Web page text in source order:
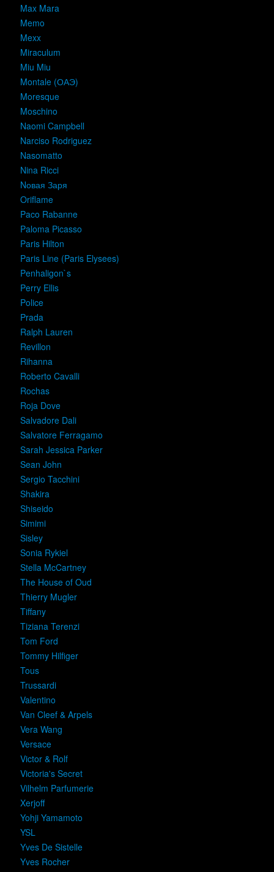
Max Mara
Memo
Mexx
Miraculum
Miu Miu
Montale (ОАЭ)
Moresque
Moschino
Naomi Campbell
Narciso Rodriguez
Nasomatto
Nina Ricci
Nовая Заря
Oriflame
Paco Rabanne
Paloma Picasso
Paris Hilton
Paris Line (Paris Elysees)
Penhaligon`s
Perry Ellis
Police
Prada
Ralph Lauren
Revillon
Rihanna
Roberto Cavalli
Rochas
Roja Dove
Salvadore Dali
Salvatore Ferragamo
Sarah Jessica Parker
Sean John
Sergio Tacchini
Shakira
Shiseido
Simimi
Sisley
Sonia Rykiel
Stella McCartney
The House of Oud
Thierry Mugler
Tiffany
Tiziana Terenzi
Tom Ford
Tommy Hilfiger
Tous
Trussardi
Valentino
Van Cleef & Arpels
Vera Wang
Versace
Victor & Rolf
Victoria's Secret
Vilhelm Parfumerie
Xerjoff
Yohji Yamamoto
YSL
Yves De Sistelle
Yves Rocher